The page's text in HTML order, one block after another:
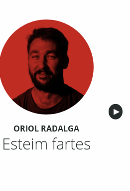
▶︎
ORIOL RADALGA
Esteim fartes